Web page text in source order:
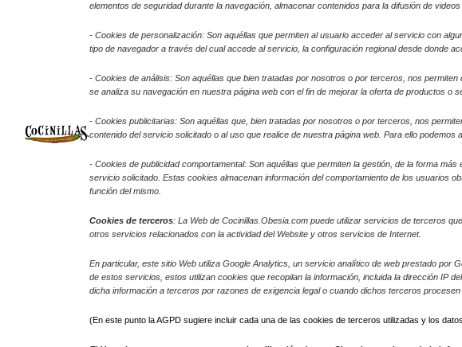
elementos de seguridad durante la navegación, almacenar contenidos para la difusión de
- Cookiesde personalización: Son aquéllas que permiten al usuario acceder al servicio con
tipo de navegador a través del cual accede al servicio, la configuración regional desde donde
- Cookies de análisis: Son aquéllas que bien tratadas por nosotros o por terceros, nos
se analiza su navegación en nuestra página web con el fin de mejorar la oferta de productos o
- Cookies publicitarias: Son aquéllas que, bien tratadas por nosotros o por terceros, nos
contenido del servicio solicitado o al uso que realice de nuestra página web. Para ello
- Cookies depublicidad comportamental: Son aquéllas que permiten la gestión, de la forma
servicio solicitado. Estas cookies almacenan información del comportamiento de los usuarios
función del mismo.
Cookies de terceros: La Web de Cocinillas.Obesia.com puede utilizar servicios de terceros
otros servicios relacionados con la actividad del Website y otros servicios de Internet.
En particular, este sitio Web utiliza Google Analytics, un servicio analítico de web prestado
de estos servicios, estos utilizan cookies que recopilan la información, incluida la dirección IP
dicha información a terceros por razones de exigencia legal o cuando dichos terceros
(En este punto la AGPD sugiere incluir cada una de las cookies de terceros utilizadas y los